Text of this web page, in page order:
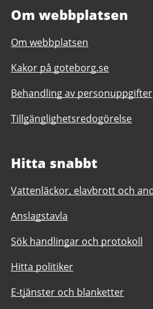
Om webbplatsen
Om webbplatsen
Kakor på goteborg.se
Behandling av personuppgifter
Tillgänglighetsredogörelse
Hitta snabbt
Vattenläckor, elavbrott och
Anslagstavla
Sök handlingar och protokoll
Hitta politiker
E-tjänster och blanketter